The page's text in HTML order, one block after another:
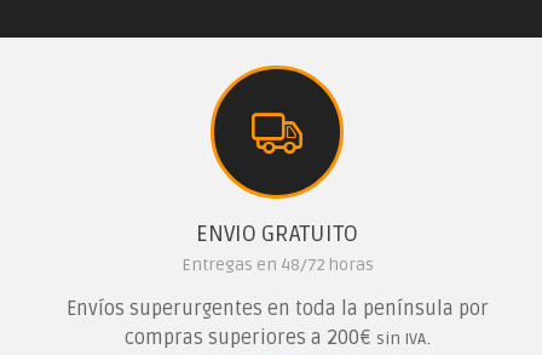
ENVIO GRATUITO
Entregas en 48/72 horas
Envíos superurgentes en toda la península por
compras superiores a 200€ sin IVA.